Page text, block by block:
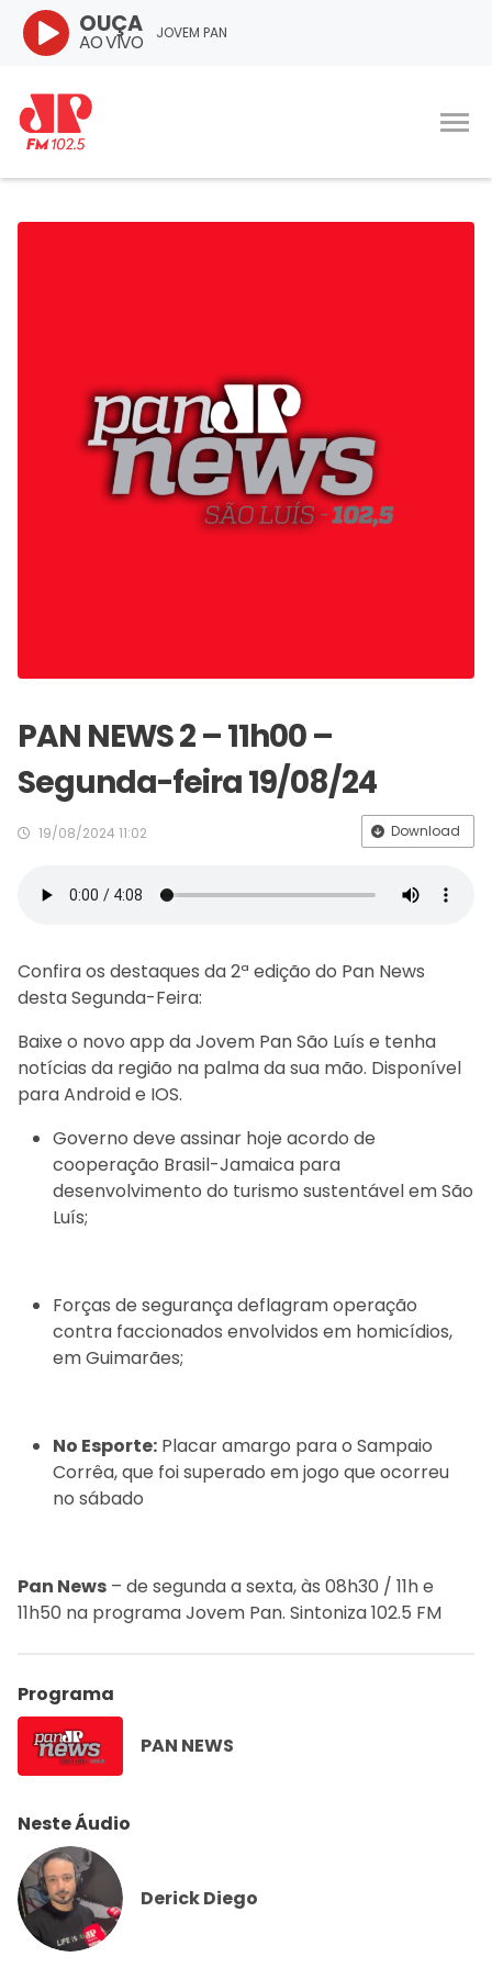
JOVEM PAN
OUÇA
AO VIVO
PAN NEWS 2 – 11h00 –
Segunda-feira 19/08/24
19/08/2024 11:02 Download
Confira os destaques da 2ª edição do Pan News
desta Segunda-Feira:
Baixe o novo app da Jovem Pan São Luís e tenha
notícias da região na palma da sua mão. Disponível
para Android e IOS.
Governo deve assinar hoje acordo de
cooperação Brasil-Jamaica para
desenvolvimento do turismo sustentável em São
Luís;
Forças de segurança deflagram operação
contra faccionados envolvidos em homicídios,
em Guimarães;
No Esporte: Placar amargo para o Sampaio
Corrêa, que foi superado em jogo que ocorreu
no sábado
Pan News – de segunda a sexta, às 08h30 / 11h e
11h50 na programa Jovem Pan. Sintoniza 102.5 FM
Programa
PAN NEWS
Neste Áudio
Derick Diego